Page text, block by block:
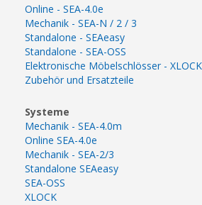
Online - SEA-4.0e
Mechanik - SEA-N / 2 / 3
Standalone - SEAeasy
Standalone - SEA-OSS
Elektronische Möbelschlösser - XLOCK
Zubehör und Ersatzteile
Systeme
Mechanik - SEA-4.0m
Online SEA-4.0e
Mechanik - SEA-2/3
Standalone SEAeasy
SEA-OSS
XLOCK